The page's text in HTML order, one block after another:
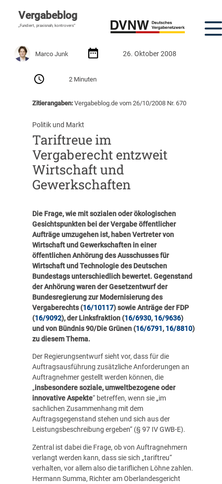
Vergabeblog
„Fundiert, praxisnah, kontrovers“
Marco Junk 26. Oktober 2008
2 Minuten
Zitierangaben:Vergabeblog.de vom 26/10/2008 Nr. 670
Politik und Markt
Tariftreue im
Vergaberecht entzweit
Wirtschaft und
Gewerkschaften
Die Frage, wie mit sozialen oder ökologischen
Gesichtspunkten bei der Vergabe öffentlicher
Aufträge umzugehen ist, haben Vertreter von
Wirtschaft und Gewerkschaften in einer
öffentlichen Anhörung des Ausschusses für
Wirtschaft und Technologie des Deutschen
Bundestags unterschiedlich bewertet. Gegenstand
der Anhörung waren der Gesetzentwurf der
Bundesregierung zur Modernisierung des
Vergaberechts (16/10117) sowie Anträge der FDP
(16/9092), der Linksfraktion (16/6930, 16/9636)
und von Bündnis 90/Die Grünen (16/6791, 16/8810)
zu diesem Thema.
Der Regierungsentwurf sieht vor, dass für die
Auftragsausführung zusätzliche Anforderungen an
Auftragnehmer gestellt werden können, die
„insbesondere soziale, umweltbezogene oder
innovative Aspekte“ betreffen, wenn sie „im
sachlichen Zusammenhang mit dem
Auftragsgegenstand stehen und sich aus der
Leistungsbeschreibung ergeben“ (§ 97 IV GWB-E).
Zentral ist dabei die Frage, ob von Auftragnehmern
verlangt werden kann, dass sie sich „tariftreu“
verhalten, vor allem also die tariflichen Löhne zahlen.
Hermann Summa, Richter am Oberlandesgericht